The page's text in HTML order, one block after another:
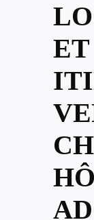
ET